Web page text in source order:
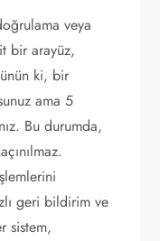
veya
bir arayüz,
ki, bir
ama 5
Bu durumda,
geri bildirim ve
sistem,